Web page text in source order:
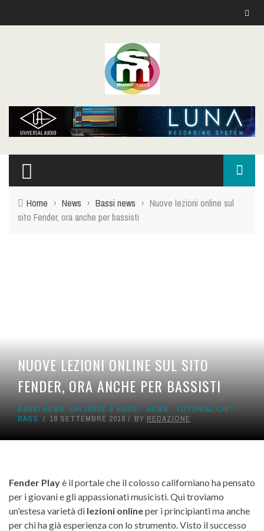
Home › News › Bassi news › Nuove lezioni online sul
sito Fender, ora anche per bassisti
NUOVE LEZIONI ONLINE SUL SITO
FENDER, ORA ANCHE PER BASSISTI
BASSI NEWS, CHITARRE E BASSI , NEWS , TUTORIAL CHIT
BASS
18 SETTEMBRE 2018 BY REDAZIONE
Fender Playè il portale che il colosso californiano ha pensato
per i giovani e gli appassionati musicisti. Qui troviamo
un'estesa varietà di lezioni onlineper i principianti ma anche
per chi ha già esperienza con lo strumento. Visto il successo